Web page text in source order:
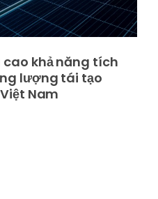
cao khả năng tích
lượng tái tạo
Nam